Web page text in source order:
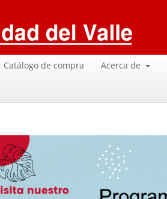
Catálogo de compra Acerca de